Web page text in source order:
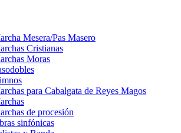
Mesera/Pas Masero
Cristianas
Moras
para Cabalgata de Reyes Magos
de procesión
sinfónicas